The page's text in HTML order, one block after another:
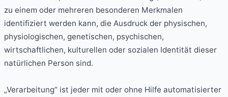
zu einem oder mehreren besonderen Merkmalen
identifiziert werden kann, die Ausdruck der physischen,
physiologischen, genetischen, psychischen,
wirtschaftlichen, kulturellen oder sozialen Identität dieser
natürlichen Person sind.
„Verarbeitung“ ist jeder mit oder ohne Hilfe automatisierter